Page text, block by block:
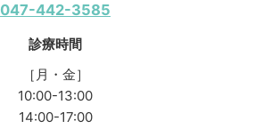
047-442-3585
診療時間
［月・金］
10:00-13:00
14:00-17:00